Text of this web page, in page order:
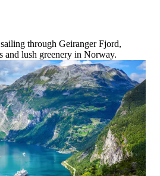
through Geiranger Fjord,
and lush greenery in Norway.